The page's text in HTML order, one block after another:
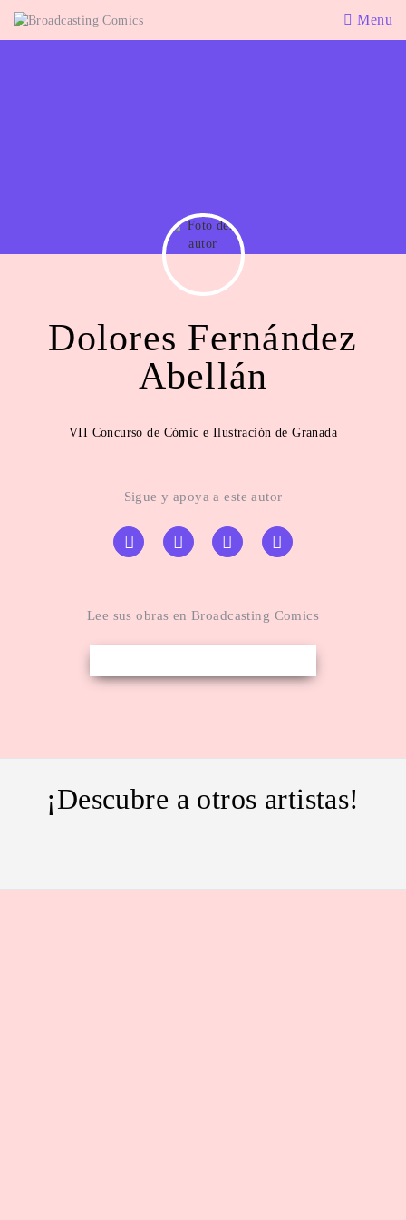
Menu
Dolores Fernández
Abellán
VII Concurso de Cómic e Ilustración de Granada
Sigue y apoya a este autor
Lee sus obras en Broadcasting Comics
¡Descubre a otros artistas!